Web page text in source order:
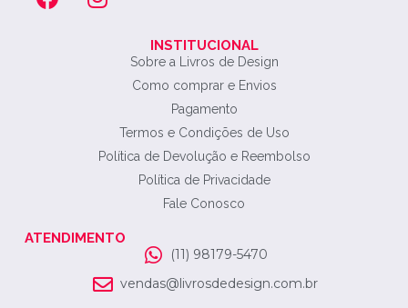
INSTITUCIONAL
Sobre a Livros de Design
Como comprar e Envios
Pagamento
Termos e Condições de Uso
Política de Devolução e Reembolso
Política de Privacidade
Fale Conosco
ATENDIMENTO
(11) 98179-5470
vendas@livrosdedesign.com.br